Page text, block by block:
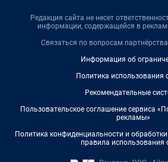
Редакция сайта не несет
информации, содержащейся в
Связаться по вопросам
Информация об
Политика использования
Рекомендательные
Пользовательское соглашение сервиса
рекламы»
Политика конфиденциальности и
правила использования